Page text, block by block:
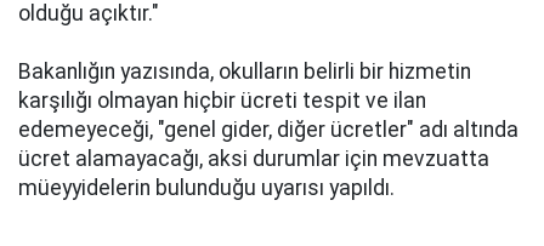
olduğu açıktır."
Bakanlığın yazısında, okulların belirli bir hizmetin
karşılığı olmayan hiçbir ücreti tespit ve ilan
edemeyeceği, "genel gider, diğer ücretler" adı altında
ücret alamayacağı, aksi durumlar için mevzuatta
müeyyidelerin bulunduğu uyarısı yapıldı.